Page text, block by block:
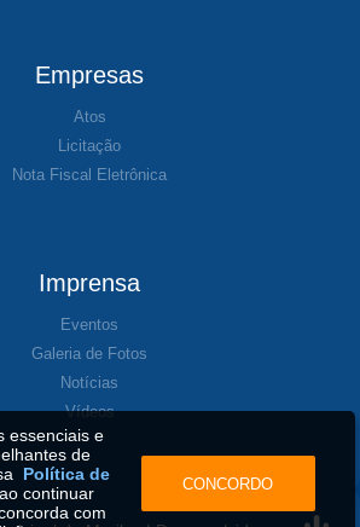
Empresas
Atos
Licitação
Nota Fiscal Eletrônica
Imprensa
Eventos
Galeria de Fotos
Notícias
Vídeos
essenciais e
de
Política de
continuar
com
CONCORDO